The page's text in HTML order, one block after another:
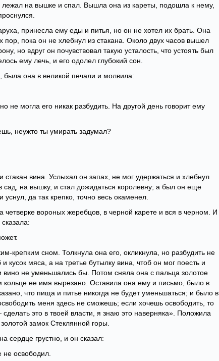
на вышке и спал. Вышла она из кареты, подошла к нему,
принесла ему еды и питья, но он не хотел их брать. Она
пор, пока он не хлебнул из стакана. Около двух часов вышел
но вдруг он почувствовал такую усталость, что устоять был
ему лечь, и его одолел глубокий сон.
была она в великой печали и молвила:
не могла его никак разбудить. На другой день говорит ему
неужто ты умирать задумал?
вина. Услыхал он запах, не мог удержаться и хлебнул
на вышку, и стал дожидаться королевну; а был он еще
да так крепко, точно весь окаменел.
четверке вороных жеребцов, в черной карете и вся в черном. И
крепким сном. Толкнула она его, окликнула, но разбудить не
мяса, а на третье бутылку вина, чтоб он мог поесть и
вино не уменьшались бы. Потом сняла она с пальца золотое
ее имя вырезано. Оставила она ему и письмо, было в
что пища и питье никогда не будет уменьшаться; и было в
меня здесь не сможешь; если хочешь освободить, то
это в твоей власти, я знаю это наверняка». Положила
замок Стеклянной горы.
сердце грустно, и он сказал:
освободил.